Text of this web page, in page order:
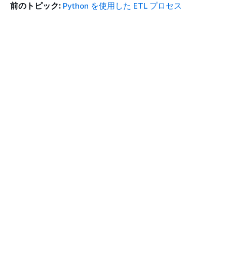
前のトピック: Python を使用した ETL プロセス